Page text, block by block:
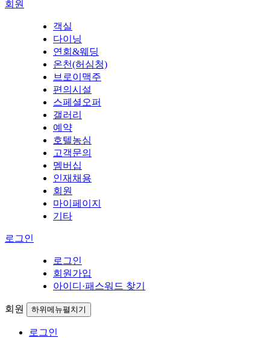
회원
객실
다이닝
연회&웨딩
온천(허심청)
브로이맥주
편의시설
스페셜오퍼
갤러리
예약
호텔농심
고객문의
멤버십
인재채용
회원
마이페이지
기타
로그인
로그인
회원가입
아이디·패스워드 찾기
회원 하위메뉴펼치기
로그인